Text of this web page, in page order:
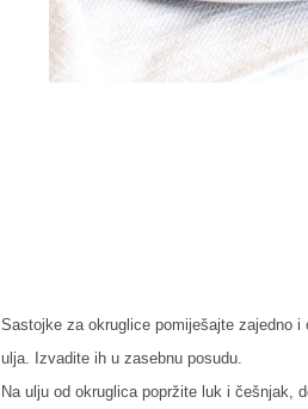
Sastojke za okruglice pomiješajte zajedno
ulja. Izvadite ih u zasebnu posudu.
Na ulju od okruglica popržite luk i češnjak,